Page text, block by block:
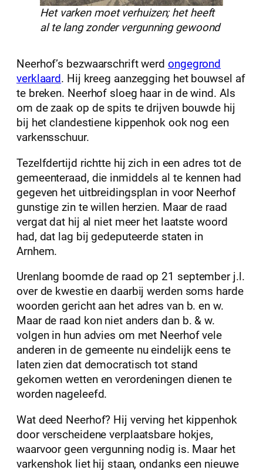
Het varken moet verhuizen; het heeft
al te lang zonder vergunning gewoond
Neerhof’s bezwaarschrift werd ongegrond
verklaard. Hij kreeg aanzegging het bouwsel af
te breken. Neerhof sloeg haar in de wind. Als
om de zaak op de spits te drijven bouwde hij
bij het clandestiene kippenhok ook nog een
varkensschuur.
Tezelfdertijd richtte hij zich in een adres tot de
gemeenteraad, die inmiddels al te kennen had
gegeven het uitbreidingsplan in voor Neerhof
gunstige zin te willen herzien. Maar de raad
vergat dat hij al niet meer het laatste woord
had, dat lag bij gedeputeerde staten in
Arnhem.
Urenlang boomde de raad op 21 september j.l.
over de kwestie en daarbij werden soms harde
woorden gericht aan het adres van b. en w.
Maar de raad kon niet anders dan b. & w.
volgen in hun advies om met Neerhof vele
anderen in de gemeente nu eindelijk eens te
laten zien dat democratisch tot stand
gekomen wetten en verordeningen dienen te
worden nageleefd.
Wat deed Neerhof? Hij verving het kippenhok
door verscheidene verplaatsbare hokjes,
waarvoor geen vergunning nodig is. Maar het
varkenshok liet hij staan, ondanks een nieuwe